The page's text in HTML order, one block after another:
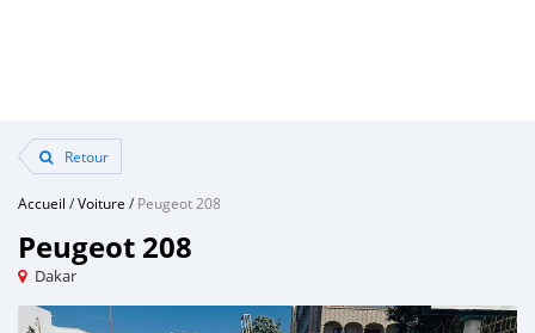
Retour
Accueil /Voiture /Peugeot 208
Peugeot 208
Dakar